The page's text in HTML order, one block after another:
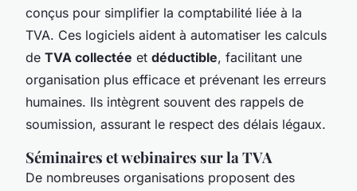
conçus pour simplifier la comptabilité liée à la
TVA. Ces logiciels aident à automatiser les calculs
de TVA collectée et déductible, facilitant une
organisation plus efficace et prévenant les erreurs
humaines. Ils intègrent souvent des rappels de
soumission, assurant le respect des délais légaux.
Séminaires et webinaires sur la TVA
De nombreuses organisations proposent des